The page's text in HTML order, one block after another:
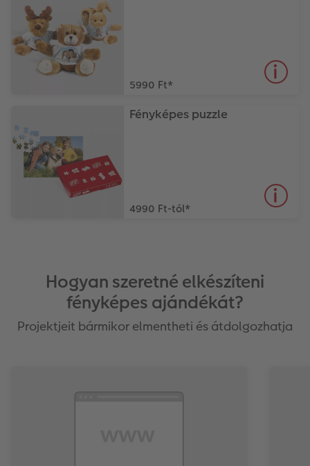
5990 Ft*
Fényképes puzzle
4990 Ft-tól*
Hogyan szeretné elkészíteni
fényképes ajándékát?
Projektjeit bármikor elmentheti és átdolgozhatja